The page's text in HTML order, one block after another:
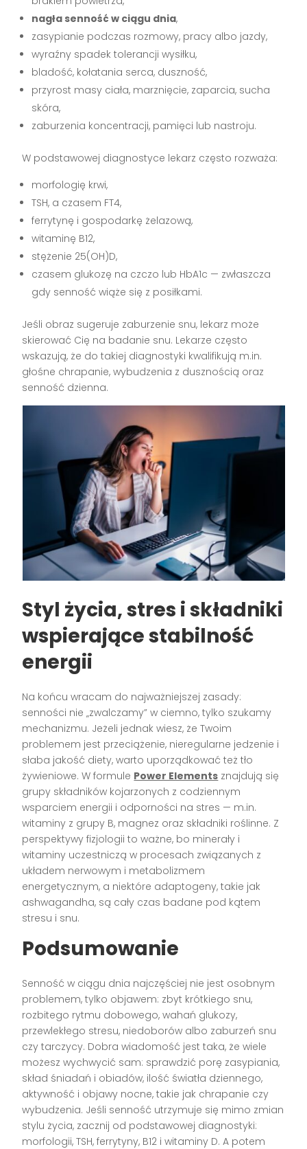
nagła senność w ciągu dnia,
zasypianie podczas rozmowy, pracy albo jazdy,
wyraźny spadek tolerancji wysiłku,
bladość, kołatania serca, duszność,
przyrost masy ciała, marznięcie, zaparcia, sucha
skóra,
zaburzenia koncentracji, pamięci lub nastroju.
W podstawowej diagnostyce lekarz często rozważa:
morfologię krwi,
TSH, a czasem FT4,
ferrytynę i gospodarkę żelazową,
witaminę B12,
stężenie 25(OH)D,
czasem glukozę na czczo lub HbA1c — zwłaszcza
gdy senność wiąże się z posiłkami.
Jeśli obraz sugeruje zaburzenie snu, lekarz może
skierować Cię na badanie snu. Lekarze często
wskazują, że do takiej diagnostyki kwalifikują m.in.
głośne chrapanie, wybudzenia z dusznością oraz
senność dzienna.
Styl życia, stres i składniki
wspierające stabilność
energii
Na końcu wracam do najważniejszej zasady:
senności nie „zwalczamy” w ciemno, tylko szukamy
mechanizmu. Jeżeli jednak wiesz, że Twoim
problemem jest przeciążenie, nieregularne jedzenie i
słaba jakość diety, warto uporządkować też tło
żywieniowe. W formule Power Elements znajdują się
grupy składników kojarzonych z codziennym
wsparciem energii i odporności na stres — m.in.
witaminy z grupy B, magnez oraz składniki roślinne. Z
perspektywy fizjologii to ważne, bo minerały i
witaminy uczestniczą w procesach związanych z
układem nerwowym i metabolizmem
energetycznym, a niektóre adaptogeny, takie jak
ashwagandha, są cały czas badane pod kątem
stresu i snu.
Podsumowanie
Senność w ciągu dnia najczęściej nie jest osobnym
problemem, tylko objawem: zbyt krótkiego snu,
rozbitego rytmu dobowego, wahań glukozy,
przewlekłego stresu, niedoborów albo zaburzeń snu
czy tarczycy. Dobra wiadomość jest taka, że wiele
możesz wychwycić sam: sprawdzić porę zasypiania,
skład śniadań i obiadów, ilość światła dziennego,
aktywność i objawy nocne, takie jak chrapanie czy
wybudzenia. Jeśli senność utrzymuje się mimo zmian
stylu życia, zacznij od podstawowej diagnostyki:
morfologii, TSH, ferrytyny, B12 i witaminy D. A potem